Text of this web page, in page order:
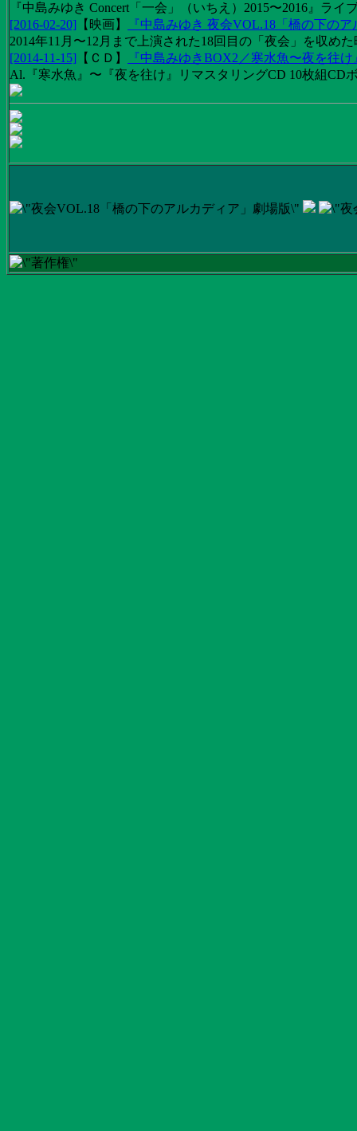
『中島みゆき Concert「一会」（いちえ）2015〜2016』ラ
[2016-02-20] 【 映画】
『中島みゆき 夜会VOL.18「橋の下の
2014年11月〜12月まで上演された18回目の「夜会」を収め
[2014-11-15] 【 ＣＤ 】
『中島みゆきBOX2／寒水魚〜夜を往
Al.『寒水魚』〜『夜を往け』リマスタリングCD 10枚組CD